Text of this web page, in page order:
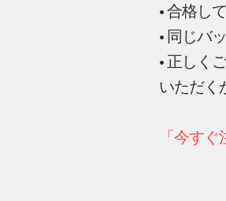
• 合格し
• 同じバ
• 正しく
いただく
「今す